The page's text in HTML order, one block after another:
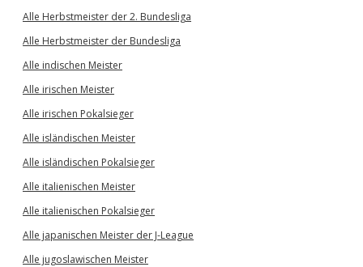
Alle Herbstmeister der 2. Bundesliga
Alle Herbstmeister der Bundesliga
Alle indischen Meister
Alle irischen Meister
Alle irischen Pokalsieger
Alle isländischen Meister
Alle isländischen Pokalsieger
Alle italienischen Meister
Alle italienischen Pokalsieger
Alle japanischen Meister der J-League
Alle jugoslawischen Meister